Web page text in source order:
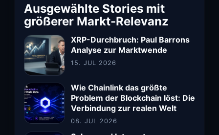
Ausgewählte Stories mit
größerer Markt-Relevanz
XRP-Durchbruch: Paul Barrons
Analyse zur Marktwende
15. JUL 2026
Wie Chainlink das größte
Problem der Blockchain löst: Die
Verbindung zur realen Welt
08. JUL 2026